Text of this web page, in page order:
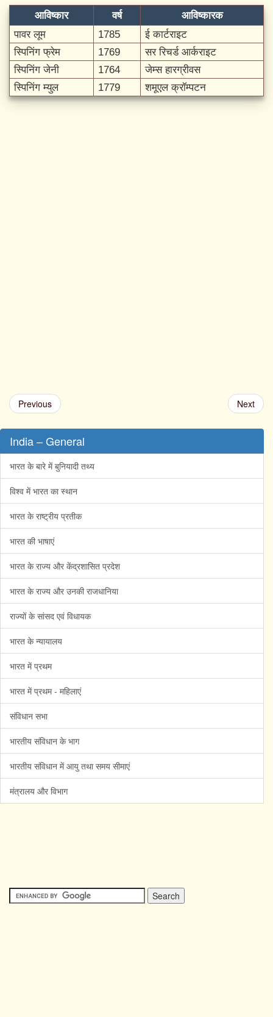
आविष्कार वर्ष
आविष्कारक
पावर लूम
1785
ई कार्टराइट
स्पिनिंग फ्रेम
1769
सर रिचर्ड आर्कराइट
स्पिनिंग जेनी
1764
जेम्स हारग्रीवस
स्पिनिंग म्युल
1779 शमूएल क्रॉम्पटन
Previous Next
India – General
भारत के बारे में बुनियादी तथ्य
विश्व में भारत का स्थान
भारत के राष्ट्रीय प्रतीक
भारत की भाषाएं
भारत के राज्य और केंद्रशासित प्रदेश
भारत के राज्य और उनकी राजधानिया
राज्यों के सांसद एवं विधायक
भारत के न्यायालय
भारत में प्रथम
भारत में प्रथम - महिलाएं
संविधान सभा
भारतीय संविधान के भाग
भारतीय संविधान में आयु तथा समय सीमाएं
मंत्रालय और विभाग